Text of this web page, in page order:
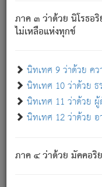
ภาค ๓ ว่าด้วย นิโรธอ
ไม่เหลือแห่งทุกข์
นิทเทศ 9 ว่าด้วย ค
นิทเทศ 10 ว่าด้วย
นิทเทศ 11 ว่าด้วย
นิทเทศ 12 ว่าด้วย
ภาค ๔ ว่าด้วย มัคคอริ
ภิกษุนั้น เป็นผู้ครอบ
ภพทั้งหลายทั้งปวงได้แ
- อุ.ขุ. ๒๕/๑๒๑/๘๔
(ข้อความนี้ เป็นพระ
เป็นที่ตรัสรู้ เมื่อตรัสรู้แ